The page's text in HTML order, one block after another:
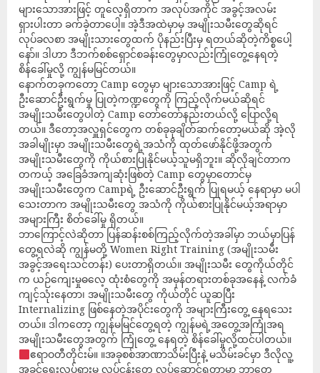
များသောအားဖြင့် တူလေ့ရှိတာက အလုပ်အကိုင် အခွင့်အလမ်း
ရှားပါးတာ ခက်ခဲ့တာပေါ့။ အဲ့ဒီအထဲမှာမှ အမျိုးသမီးတွေဆိုရင်
လုပ်ခလစာ အမျိုးသားတွေထက် ပိုနည်းပြီးမှ ရတယ်ဆိုတဲ့ကိစ္စပေါ့
နော်။ ဒါဟာ ဒီဘက်စစ်ရှောင်စခန်းတွေမှာလည်းကြုံတွေ့နေရတဲ့
စိန်ခေါ်မှုလို့ ကျွန်မမြင်တယ်။
နောက်တခုကတော့ Camp တွေမှာ များသောအားဖြင့် Camp ရဲ့
ဦးဆောင်ဦးရွက်မှု ပြုတဲ့ကဏ္ဍတွေကို ကြည့်လိုက်မယ်ဆိုရင်
အမျိုးသမီးတွေပါတဲ့ Camp တော်တော်နည်းတယ်လို့ ပြောလို့ရ
တယ်။ ဒီတော့အလှူရှင်တွေက တစ်ခုခုချိတ်ဆက်တော့မယ်ဆို အဲ့လို
အခါမျိုးမှာ အမျိုးသမီးတွေရဲ့အသံကို ထုတ်ဖော်နိုင်ဖို့အတွက်
အမျိုးသမီးတွေကို ကိုယ်စားပြုနိုင်မယ့်သူမရှိဘူး။ ဆိုလိုချင်တာက
တကယ့် အခြေခံအကျဆုံးဖြစ်တဲ့ Camp တွေမှာတောင်မှ
အမျိုးသမီးတွေက Campရဲ့ ဦးဆောင်ဦးရွက် ပြုရမယ့် နေရာမှာ မပါ
သေးတာက အမျိုးသမီးတွေ အသံကို ကိုယ်စားပြုနိုင်မယ့်အရာမှာ
အများကြီး စိတ်ခေါ်မှု ရှိတယ်။
ဘာကြောင့်လဲဆိုတာ ပြန်ဆန်းစစ်ကြည့်လိုက်တဲ့အခါ်မှာ ဘယ်မှာပြန်
တွေ့ရလဲဆို ကျွန်မတို့ Women Right Training (အမျိုးသမီး
အခွင့်အရေးသင်တန်း) ပေးတာရှိတယ်။ အမျိုးသမီး တွေကိုယ်တိုင်
က ယဉ်ကျေးမှုဓလေ့ ထုံးစံတွေကို အမှန်တရားတစ်ခုအနေနဲ့ လက်ခံ
ကျင့်သုံးနေတာ၊ အမျိုးသမီးတွေ ကိုယ်တိုင် ယူဆပြီး
Internalizing ဖြစ်နေတဲ့အပိုင်းတွေကို အများကြီးတွေ့ နေရသေး
တယ်။ ဒါကတော့ ကျွန်မမြင်တွေ့ရတဲ့ ကျွန်မရဲ့အတွေ့အကြုံအရ
အမျိုးသမီးတွေအတွက် ကြုံတွေ့ နေရတဲ့ စိန်ခေါ်မှုလို့ထင်ပါတယ်။
ဧရာဝတီတိုင်းမ်။ ။အခုစစ်အာဏာသိမ်းပြီးနဲ့ မသိမ်းခင်မှာ ဒီလိုလူ့
အခွင့်ရေးလှုပ်ရှားမှု လုပ်ငန်း‌တွေ လုပ်ဆောင်ရတာမှာ ဘာတွေ